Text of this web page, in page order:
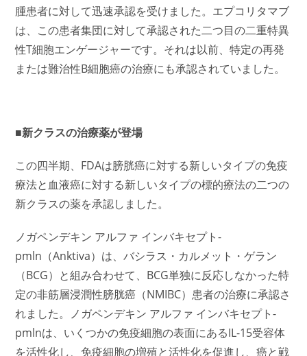
腫患者に対して迅速承認を受けました。エプコリタマブ
は、この患者集団に対して承認された二つ目の二重特異
性T細胞エンゲージャーです。それは以前、特定の再発
または難治性B細胞癌の治療にも承認されていました。
■新クラスの治療薬が登場
この四半期、FDAは膀胱癌に対する新しいタイプの免疫
療法と血液癌に対する新しいタイプの標的療法の二つの
新クラスの薬を承認しました。
ノガペンデキン アルファ インバキセプト-
pmln（Anktiva）は、バシラス・カルメット・ゲラン
（BCG）と組み合わせて、BCG単独に反応しなかった特
定の非筋層浸潤性膀胱癌（NMIBC）患者の治療に承認さ
れました。ノガペンデキン アルファ インバキセプト-
pmlnは、いくつかの免疫細胞の表面にあるIL-15受容体
を活性化し、免疫細胞の増殖と活性化を促進し、癌と戦